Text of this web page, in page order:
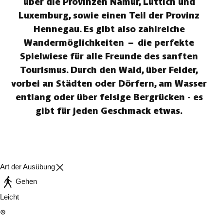
Luxemburg, sowie einen Teil der Provinz
Hennegau. Es gibt also zahlreiche
Wandermöglichkeiten – die perfekte
Spielwiese für alle Freunde des sanften
Tourismus. Durch den Wald, über Felder,
vorbei an Städten oder Dörfern, am Wasser
entlang oder über felsige Bergrücken - es
gibt für jeden Geschmack etwas.
Art der Ausübung
Gehen
Leicht